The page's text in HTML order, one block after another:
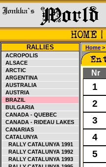
RALLIES
ACROPOLIS
ALSACE
ARCTIC
ARGENTINA
AUSTRALIA
AUSTRIA
BRAZIL
BULGARIA
CANADA - QUEBEC
CANADA - RIDEAU LAKES
CANARIAS
CATALUNYA
RALLY CATALUNYA 1991
RALLY CATALUNYA 1992
RALLY CATALUNYA 1993
Home >
Nr
1
2
3
4
5